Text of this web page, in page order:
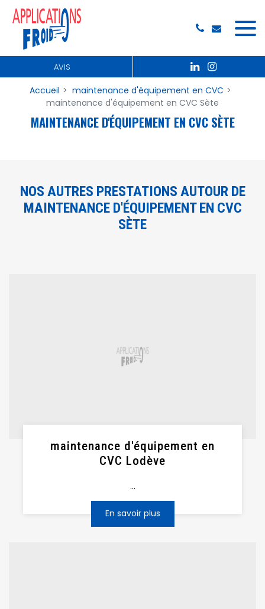
AVIS
Accueil
maintenance d'équipement en CVC
maintenance d'équipement en CVC Sète
MAINTENANCE D'ÉQUIPEMENT EN CVC SÈTE
NOS AUTRES PRESTATIONS AUTOUR DE
MAINTENANCE D'ÉQUIPEMENT EN CVC
SÈTE
maintenance d'équipement en
CVC Lodève
...
En savoir plus
Panneau de gestion des cookies